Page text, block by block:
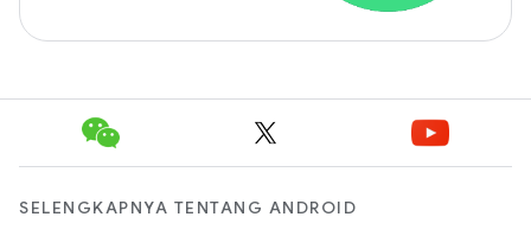
SELENGKAPNYA TENTANG ANDROID